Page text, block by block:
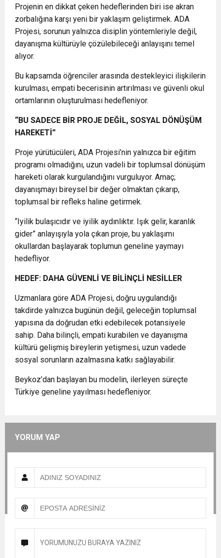
Projenin en dikkat çeken hedeflerinden biri ise akran
zorbalığına karşı yeni bir yaklaşım geliştirmek. ADA
Projesi, sorunun yalnızca disiplin yöntemleriyle değil,
dayanışma kültürüyle çözülebileceği anlayışını temel
alıyor.
Bu kapsamda öğrenciler arasında destekleyici ilişkilerin
kurulması, empati becerisinin artırılması ve güvenli okul
ortamlarının oluşturulması hedefleniyor.
“BU SADECE BİR PROJE DEĞİL, SOSYAL DÖNÜŞÜM
HAREKETİ”
Proje yürütücüleri, ADA Projesi’nin yalnızca bir eğitim
programı olmadığını, uzun vadeli bir toplumsal dönüşüm
hareketi olarak kurgulandığını vurguluyor. Amaç;
dayanışmayı bireysel bir değer olmaktan çıkarıp,
toplumsal bir refleks haline getirmek.
“Iyilik bulaşıcıdır ve iyilik aydınlıktır. Işık gelir, karanlık
gider” anlayışıyla yola çıkan proje, bu yaklaşımı
okullardan başlayarak toplumun geneline yaymayı
hedefliyor.
HEDEF: DAHA GÜVENLİ VE BİLİNÇLİ NESİLLER
Uzmanlara göre ADA Projesi, doğru uygulandığı
takdirde yalnızca bugünün değil, geleceğin toplumsal
yapısına da doğrudan etki edebilecek potansiyele
sahip. Daha bilinçli, empati kurabilen ve dayanışma
kültürü gelişmiş bireylerin yetişmesi, uzun vadede
sosyal sorunların azalmasına katkı sağlayabilir.
Beykoz’dan başlayan bu modelin, ilerleyen süreçte
Türkiye geneline yayılması hedefleniyor.
YORUM YAP